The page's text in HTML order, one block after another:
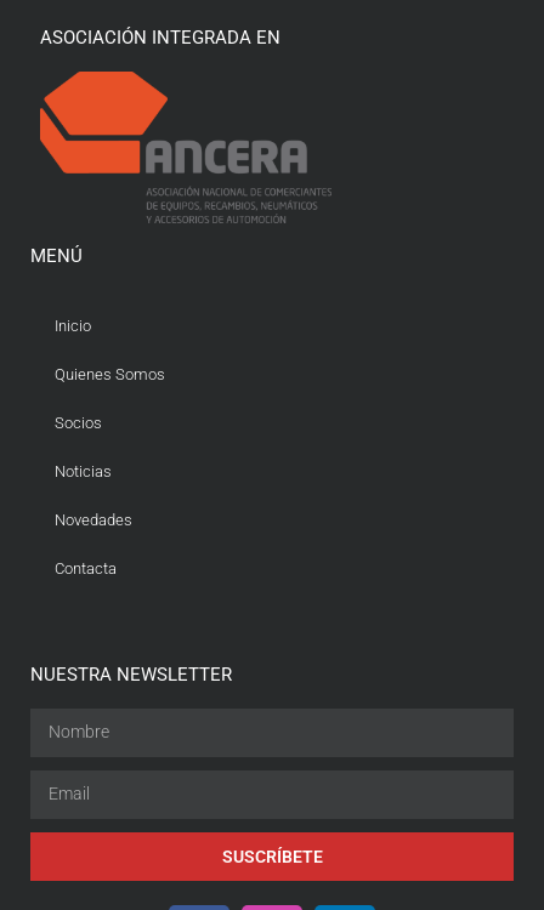
ASOCIACIÓN INTEGRADA EN
MENÚ
Inicio
Quienes Somos
Socios
Noticias
Novedades
Contacta
NUESTRA NEWSLETTER
SUSCRÍBETE